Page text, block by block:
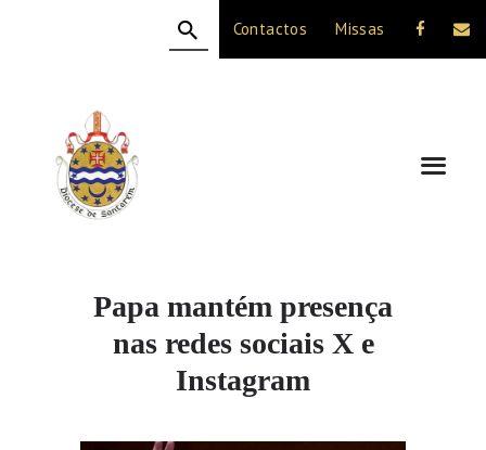
Contactos Missas
Papa mantém presença
nas redes sociais X e
Instagram
A DIOCESE
CELEBRAÇÃO
VIDA CRISTÃ
NOTÍCIAS